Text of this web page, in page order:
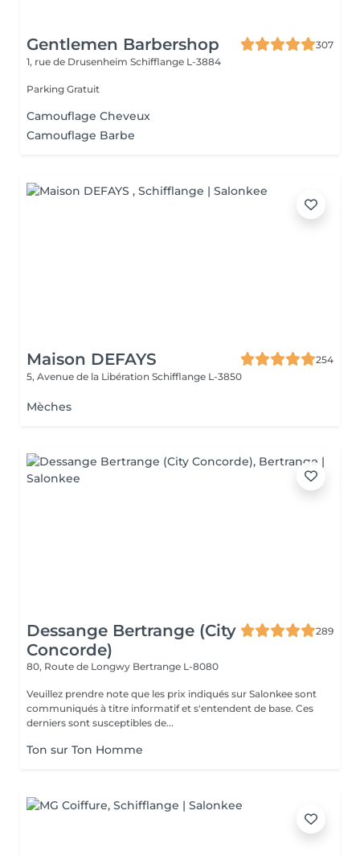
Gentlemen Barbershop
307
1, rue de Drusenheim Schifflange L-3884
Parking Gratuit
Camouflage Cheveux
Camouflage Barbe
Maison DEFAYS
254
5, Avenue de la Libération Schifflange L-3850
Mèches
Dessange Bertrange (City
Concorde)
289
80, Route de Longwy Bertrange L-8080
Veuillez prendre note que les prix indiqués sur Salonkee sont
communiqués à titre informatif et s'entendent de base. Ces
derniers sont susceptibles de...
Ton sur Ton Homme